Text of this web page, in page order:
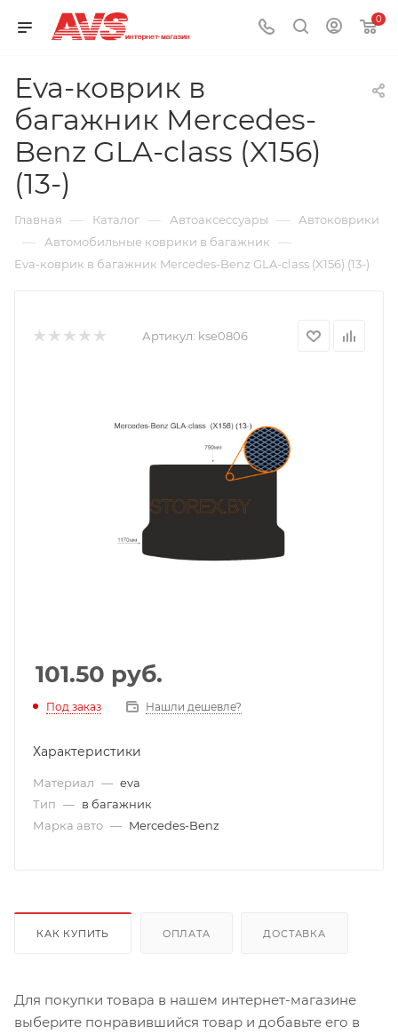
0
Eva-коврик в
багажник Mercedes-
Benz GLA-class (X156)
(13-)
Главная — Каталог — Автоаксессуары — Автоковрики
— Автомобильные коврики в багажник —
Eva-коврик в багажник Mercedes-Benz GLA-class (X156) (13-)
Артикул: kse0806
101.50 руб.
Под заказ Нашли дешевле?
Характеристики
Материал — eva
Тип — в багажник
Марка авто — Mercedes-Benz
КАК КУПИТЬ ОПЛАТА ДОСТАВКА
Для покупки товара в нашем интернет-магазине
выберите понравившийся товар и добавьте его в